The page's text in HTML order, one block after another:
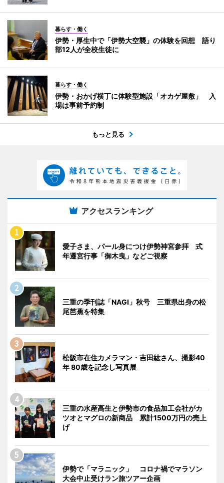
暮らす・働く
伊勢・厚生中で「伊勢大空襲」の体験を回想 語り
部12人が全校生徒に
暮らす・働く
伊勢・おかげ横丁に体験型施設「オカゲ屋敷」 入
場は事前予約制
もっと見る
アクセスランキング
愛子さま、パール身につけ伊勢神宮参拝 式
年遷宮行事「御木曳」などご視察
三重の季刊誌「NAGI」秋号 三重県出身の松
尾芭蕉を特集
松阪市在住カメラマン・吉田紘さん、撮影40
年 80歳を記念し写真展
三重の水産高生と伊勢市の食品加工会社がカ
ツオとマグロの新商品 累計1500万円の売上
げ
伊勢で「マラニック」 コロナ禍でマラソン
大会中止受けラン旅ツアー企画